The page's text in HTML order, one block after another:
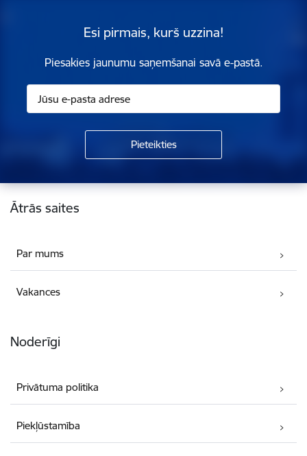
Esi pirmais, kurš uzzina!
Piesakies jaunumu saņemšanai savā e-pastā.
Kājene
Ātrās saites
Par mums
Vakances
Noderīgi
Privātuma politika
Piekļūstamība